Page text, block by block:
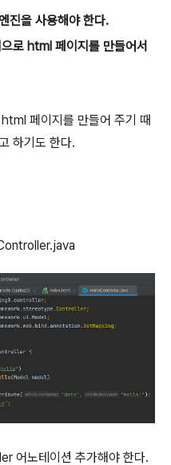
진을 사용해야 한다.
로 html 페이지를 만들어서
페이지를 만들어 주기 때
하기도 한다.
어노테이션 추가해야 한다.